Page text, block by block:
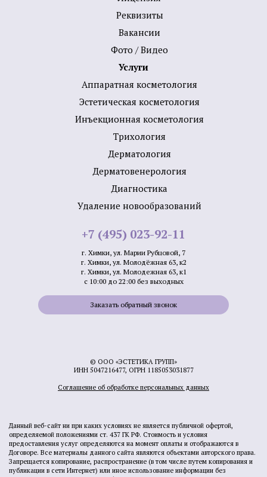
Реквизиты
Вакансии
Фото / Видео
Услуги
Аппаратная косметология
Эстетическая косметология
Инъекционная косметология
Трихология
Дермато­логия
Дерматовенерология
Диагностика
Удаление новообразований
+7 (495) 023-92-11
г. Химки, ул. Марии Рубцовой, 7
г. Химки, ул. Молодёжная 63, к2
г. Химки, ул. Молодежная 63, к1
с 10:00 до 22:00 без выходных
Заказать обратный звонок
© ООО «ЭСТЕТИКА ГРУПП»
ИНН 5047216477, ОГРН 1185053031877
Соглашение об обработке персональных данных
Данный веб-сайт ни при каких условиях не является публичной офертой,
определяемой положениями ст. 437 ГК РФ. Стоимость и условия
предоставления услуг определяются на момент оплаты и отображаются в
Договоре. Все материалы данного сайта являются объектами авторского права.
Запрещается копирование, распространение (в том числе путем копирования и
публикации в сети Интернет) или иное использование информации без